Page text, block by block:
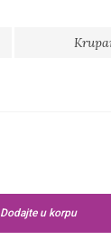
Dodajte u korpu